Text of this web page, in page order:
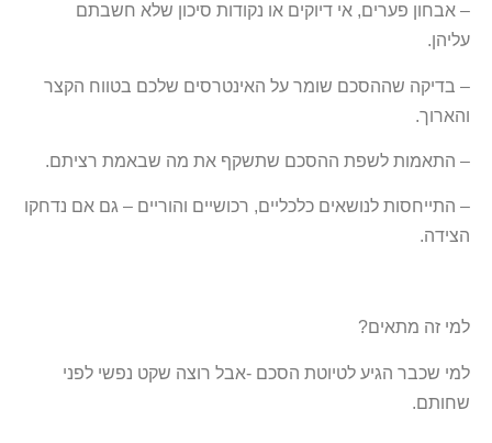
– אבחון פערים, אי דיוקים או נקודות סיכון שלא חשבתם
עליהן.
– בדיקה שההסכם שומר על האינטרסים שלכם בטווח הקצר
והארוך.
– התאמות לשפת ההסכם שתשקף את מה שבאמת רציתם.
– התייחסות לנושאים כלכליים, רכושיים והוריים – גם אם נדחקו
הצידה.
למי זה מתאים?
למי שכבר הגיע לטיוטת הסכם -אבל רוצה שקט נפשי לפני
שחותם.